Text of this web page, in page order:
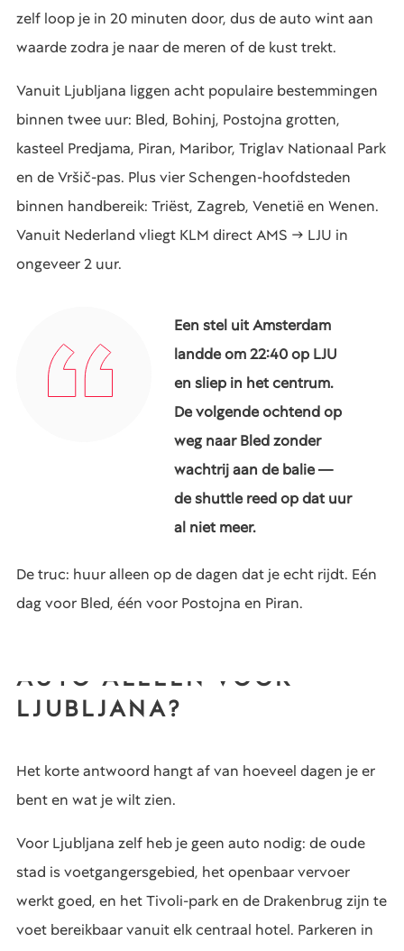
zelf loop je in 20 minuten door, dus de auto wint aan
waarde zodra je naar de meren of de kust trekt.
Vanuit Ljubljana liggen acht populaire bestemmingen
binnen twee uur: Bled, Bohinj, Postojna grotten,
kasteel Predjama, Piran, Maribor, Triglav Nationaal Park
en de Vršič-pas. Plus vier Schengen-hoofdsteden
binnen handbereik: Triëst, Zagreb, Venetië en Wenen.
Vanuit Nederland vliegt KLM direct AMS → LJU in
ongeveer 2 uur.
Een stel uit Amsterdam
landde om 22:40 op LJU
en sliep in het centrum.
De volgende ochtend op
weg naar Bled zonder
wachtrij aan de balie —
de shuttle reed op dat uur
al niet meer.
De truc: huur alleen op de dagen dat je echt rijdt. Eén
dag voor Bled, één voor Postojna en Piran.
AUTO ALLEEN VOOR
LJUBLJANA?
Het korte antwoord hangt af van hoeveel dagen je er
bent en wat je wilt zien.
Voor Ljubljana zelf heb je geen auto nodig: de oude
stad is voetgangersgebied, het openbaar vervoer
werkt goed, en het Tivoli-park en de Drakenbrug zijn te
voet bereikbaar vanuit elk centraal hotel. Parkeren in